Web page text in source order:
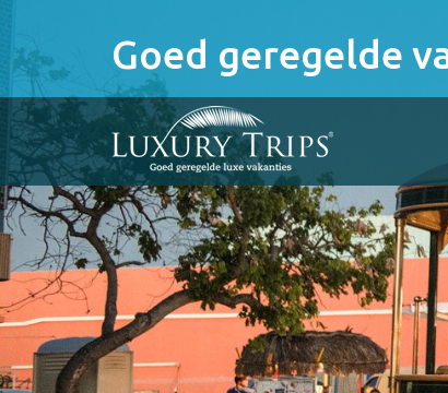
Goed geregelde